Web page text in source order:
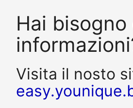
Hai
Visita il nosto